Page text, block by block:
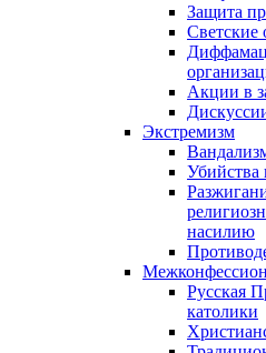
Защита
Светские
Акции в
Экстремизм
Убийства
насилию
Русская
католики